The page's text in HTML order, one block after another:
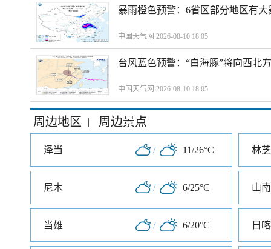
暴雨橙色预警：6省区部分地区有
中国天气网 2026-08-10 18:05
台风蓝色预警：“白海豚”将向西北
中国天气网 2026-08-10 18:05
周边地区 | 周边景点
泽当 / 11/26°C 林芝
尼木 / 6/25°C 山南
当雄 / 6/20°C 日